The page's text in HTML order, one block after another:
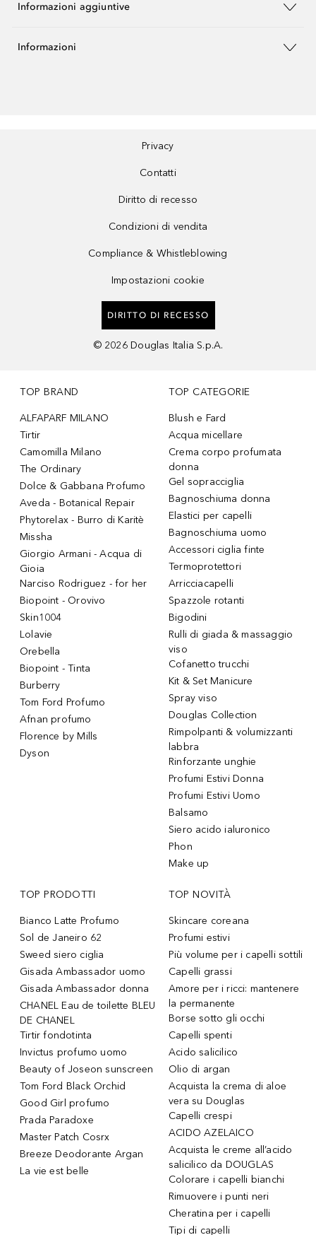
Informazioni aggiuntive
Informazioni
Privacy
Contatti
Diritto di recesso
Condizioni di vendita
Compliance & Whistleblowing
Impostazioni cookie
DIRITTO DI RECESSO
© 2026 Douglas Italia S.p.A.
TOP BRAND
ALFAPARF MILANO
Tirtir
Camomilla Milano
The Ordinary
Dolce & Gabbana Profumo
Aveda - Botanical Repair
Phytorelax - Burro di Karitè
Missha
Giorgio Armani - Acqua di
Gioia
Narciso Rodriguez - for her
Biopoint - Orovivo
Skin1004
Lolavie
Orebella
Biopoint - Tinta
Burberry
Tom Ford Profumo
Afnan profumo
Florence by Mills
Dyson
TOP CATEGORIE
Blush e Fard
Acqua micellare
Crema corpo profumata
donna
Gel sopracciglia
Bagnoschiuma donna
Elastici per capelli
Bagnoschiuma uomo
Accessori ciglia finte
Termoprotettori
Arricciacapelli
Spazzole rotanti
Bigodini
Rulli di giada & massaggio
viso
Cofanetto trucchi
Kit & Set Manicure
Spray viso
Douglas Collection
Rimpolpanti & volumizzanti
labbra
Rinforzante unghie
Profumi Estivi Donna
Profumi Estivi Uomo
Balsamo
Siero acido ialuronico
Phon
Make up
TOP PRODOTTI
Bianco Latte Profumo
Sol de Janeiro 62
Sweed siero ciglia
Gisada Ambassador uomo
Gisada Ambassador donna
CHANEL Eau de toilette BLEU
DE CHANEL
Tirtir fondotinta
Invictus profumo uomo
Beauty of Joseon sunscreen
Tom Ford Black Orchid
Good Girl profumo
Prada Paradoxe
Master Patch Cosrx
Breeze Deodorante Argan
La vie est belle
TOP NOVITÀ
Skincare coreana
Profumi estivi
Più volume per i capelli sottili
Capelli grassi
Amore per i ricci: mantenere
la permanente
Borse sotto gli occhi
Capelli spenti
Acido salicilico
Olio di argan
Acquista la crema di aloe
vera su Douglas
Capelli crespi
ACIDO AZELAICO
Acquista le creme all’acido
salicilico da DOUGLAS
Colorare i capelli bianchi
Rimuovere i punti neri
Cheratina per i capelli
Tipi di capelli